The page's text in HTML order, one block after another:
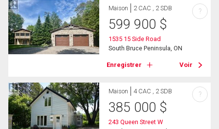
Maison 2 CAC , 2 SDB
599 900 $
1535 15 Side Road
South Bruce Peninsula, ON
Enregistrer Voir
?
Maison 4 CAC , 2 SDB
385 000 $
243 Queen Street W
?